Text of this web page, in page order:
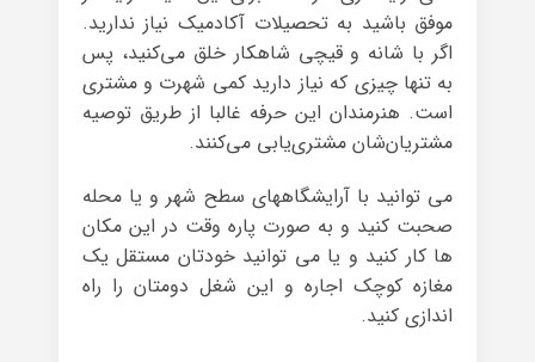
موفق باشید به تحصیلات آکادمیک نیاز ندارید.
اگر با شانه و قیچی شاهکار خلق می‌کنید،‌ پس
به تنها چیزی که نیاز دارید کمی شهرت و مشتری
است. هنرمندان این حرفه غالبا از طریق توصیه‌
مشتریان‌شان مشتری‌یابی می‌کنند.
می توانید با آرایشگاههای سطح شهر و یا محله
صحبت کنید و به صورت پاره وقت در این مکان
ها کار کنید و یا می توانید خودتان مستقل یک
مغازه کوچک اجاره و این شغل دومتان را راه
اندازی کنید.